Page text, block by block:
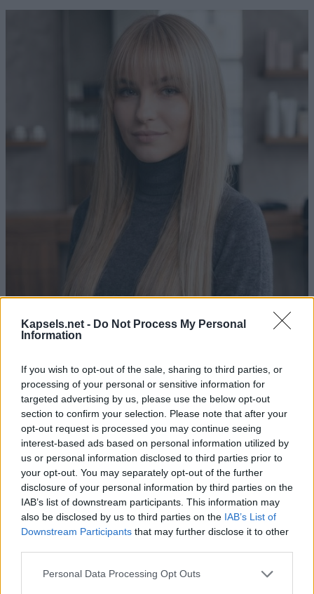
Kapsels.net - Do Not Process My Personal
Information
If you wish to opt-out of the sale, sharing to third parties, or
processing of your personal or sensitive information for
targeted advertising by us, please use the below opt-out
section to confirm your selection. Please note that after your
opt-out request is processed you may continue seeing
interest-based ads based on personal information utilized by
us or personal information disclosed to third parties prior to
your opt-out. You may separately opt-out of the further
disclosure of your personal information by third parties on the
IAB’s list of downstream participants. This information may
also be disclosed by us to third parties on the IAB’s List of
Downstream Participants that may further disclose it to other
Personal Data Processing Opt Outs